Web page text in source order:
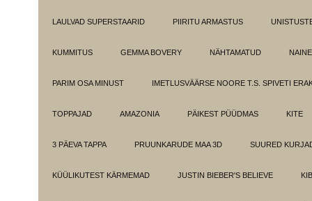
LAULVAD SUPERSTAARID PIIRITU ARMASTUS
KUMMITUS GEMMA BOVERY NÄHTAMATUD
PARIM OSA MINUST IMETLUSVÄÄRSE NOORE T.S. SPIVETI
TOPPAJAD AMAZONIA PÄIKEST PÜÜDMAS KITE
3 PÄEVA TAPPA PRUUNKARUDE MAA 3D SUURED
KÜÜLIKUTEST KÄRMEMAD JUSTIN BIEBER'S BELIEVE